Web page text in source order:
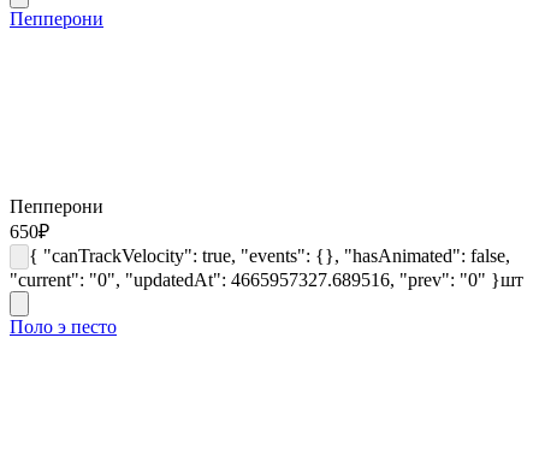
Пепперони
Пепперони
650₽
{ "canTrackVelocity": true, "events": {}, "hasAnimated": false,
"current": "0", "updatedAt": 4665957327.689516, "prev": "0" }шт
Поло э песто